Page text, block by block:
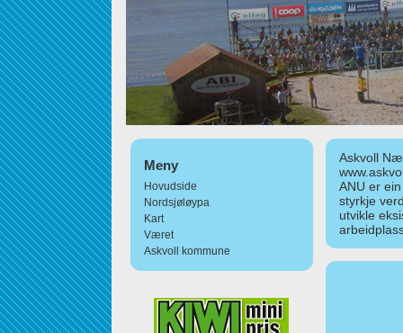
Meny
Hovudside
Nordsjøløypa
Kart
Været
Askvoll kommune
Askvoll
ANU er
styrkje
utvikle